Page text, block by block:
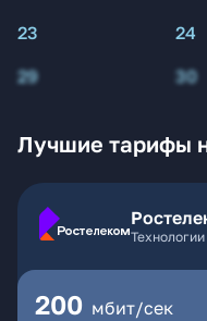
23
24
29
30
Лучшие тарифы
200 мбит/сек